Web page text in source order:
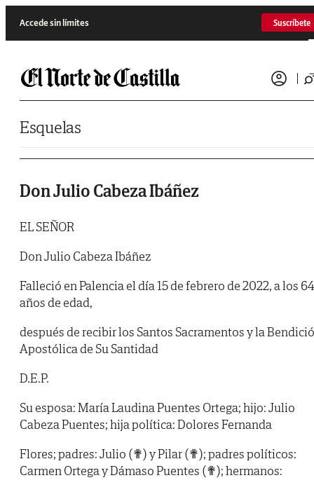
Accede sin límites Suscríbete
Esquelas
Don Julio Cabeza Ibáñez
EL SEÑOR
Don Julio Cabeza Ibáñez
Falleció en Palencia el día 15 de febrero de 2022, a los 64
años de edad,
después de recibir los Santos Sacramentos y la
Apostólica de Su Santidad
D.E.P.
Su esposa: María Laudina Puentes Ortega; hijo: Julio
Cabeza Puentes; hija política: Dolores Fernanda
Flores; padres: Julio (✟) y Pilar (✟); padres políticos:
Carmen Ortega y Dámaso Puentes (✟); hermanos: